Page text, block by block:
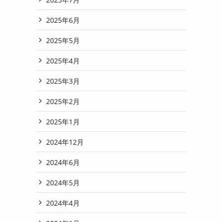
2025年6月
2025年5月
2025年4月
2025年3月
2025年2月
2025年1月
2024年12月
2024年6月
2024年5月
2024年4月